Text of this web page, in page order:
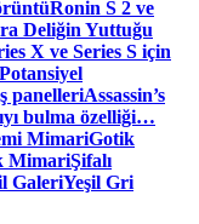
Ronin S 2 ve
Deliğin Yuttuğu
X ve Series S için
panelleriAssassin’s
bulma özelliği…
MimariGotik
MimariŞifalı
GaleriYeşil Gri